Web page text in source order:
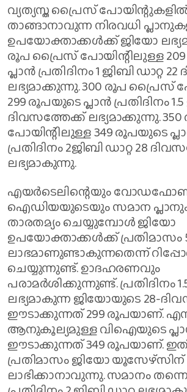
വ്യത്യസ്ത പ്രൈസ്
താങ്ങാനാവുന്ന നിരവധി
ഉപയോക്താക്കള്‍ക്ക് ജിയോ
രൂപ പ്രൈസ് പോയിന്റിലുള്ള
പ്ലാന്‍ പ്രതിദിനം 1 ജിബി ഡാറ്റ
ലഭ്യമാക്കുന്നു. 300 രൂപ പ്രൈസ്
299 രൂപയുടെ പ്ലാന്‍ പ്രതിദിനം 1.5
ദിവസത്തേക്ക് ലഭ്യമാക്കുന്നു.
പോയിന്റിലുള്ള 349 രൂപയുടെ
പ്രതിദിനം 2ജിബി ഡാറ്റ 28
ലഭ്യമാകുന്നു.
എയര്‍ടെലിന്റെയും
ഐഡിയയുടെയും സമാന
താരതമ്യം ചെയ്യുമ്പോള്‍ ജിയോ
ഉപയോക്താക്കള്‍ക്ക്
ലാഭമാണുണ്ടാകുന്നതെന്ന്
ചെയ്യുന്നുണ്ട്. ഉാദഹരണവും
പരാമര്‍ശിക്കുന്നുണ്ട്. പ്രതിദിനം
ലഭ്യമാകുന്ന ജിയോയുടെ 28-
ഈടാക്കുന്നത് 299 രൂപയാണ്.
ആനുകൂല്യമുള്ള വിഐയുടെ
ഈടാക്കുന്നത് 349 രൂപയാണ്.
പ്രതിമാസം ജിയോ യൂസേഴ്‌സിന്
ലാഭിക്കാനാവുന്നു. സമാനം